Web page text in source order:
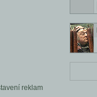
reklam